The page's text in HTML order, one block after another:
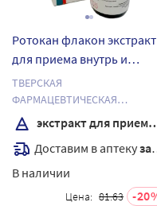
Ротокан флакон экстракт
для приема внутрь и
местного применения 25
мл
ТВЕРСКАЯ
ФАРМАЦЕВТИЧЕСКАЯ
ФАБРИКА ОАО
экстракт для приема внутрь и местного применения
Доставим в аптекузавтра
В наличии
Цена: 81.63 20